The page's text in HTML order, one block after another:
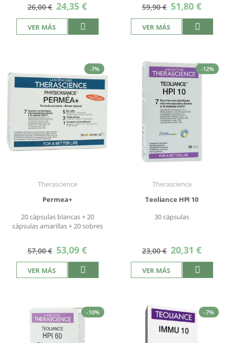
26,00 € Precio
especial
24,35 €
VER MÁS
59,90 € Precio
especial
51,80 €
VER MÁS
-7%
Therascience
Permea+
20 cápsulas blancas + 20
cápsulas amarillas + 20 sobres
57,00 € Precio
especial
53,09 €
VER MÁS
-12%
Therascience
Teoliance HPI 10
30 cápsulas
23,00 € Precio
especial
20,31 €
VER MÁS
-10% -7%